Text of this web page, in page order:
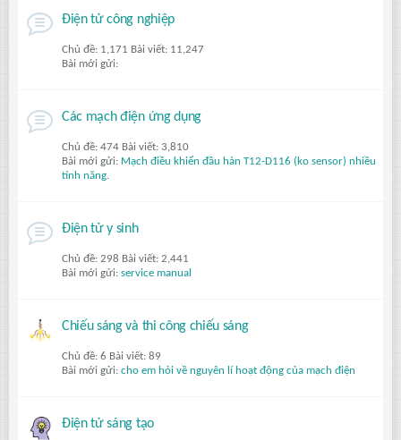
Điện tử công nghiệp
Chủ đề: 1,171 Bài viết: 11,247
Bài mới gửi:
Các mạch điện ứng dụng
Chủ đề: 474 Bài viết: 3,810
Bài mới gửi: Mạch điều khiển đầu hàn T12-D116 (ko sensor) nhiều
tính năng.
Điện tử y sinh
Chủ đề: 298 Bài viết: 2,441
Bài mới gửi: service manual
Chiếu sáng và thi công chiếu sáng
Chủ đề: 6 Bài viết: 89
Bài mới gửi: cho em hỏi về nguyên lí hoạt động của mạch điện
Điện tử sáng tạo